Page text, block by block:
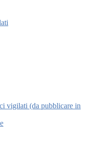
vigilati (da pubblicare in